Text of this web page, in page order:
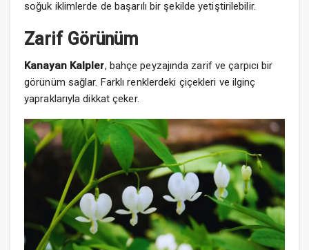
soğuk iklimlerde de başarılı bir şekilde yetiştirilebilir.
Zarif Görünüm
Kanayan Kalpler, bahçe peyzajında zarif ve çarpıcı bir
görünüm sağlar. Farklı renklerdeki çiçekleri ve ilginç
yapraklarıyla dikkat çeker.